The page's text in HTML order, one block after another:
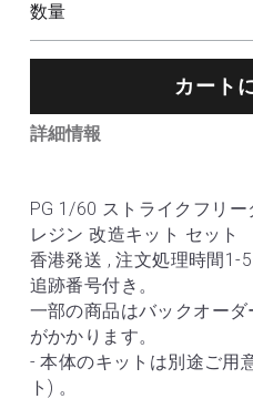
数量
カート
詳細情報
PG 1/60 ストライクフリー
レジン 改造キット セット
香港発送 , 注文処理時間1-
追跡番号付き。
一部の商品はバックオー
がかかります。
- 本体のキットは別途ご用
ト) 。